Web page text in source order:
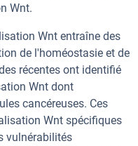
Wnt.
Wnt entraîne des
de l'homéostasie et de
récentes ont identifié
Wnt dont
cancéreuses. Ces
Wnt spécifiques
vulnérabilités